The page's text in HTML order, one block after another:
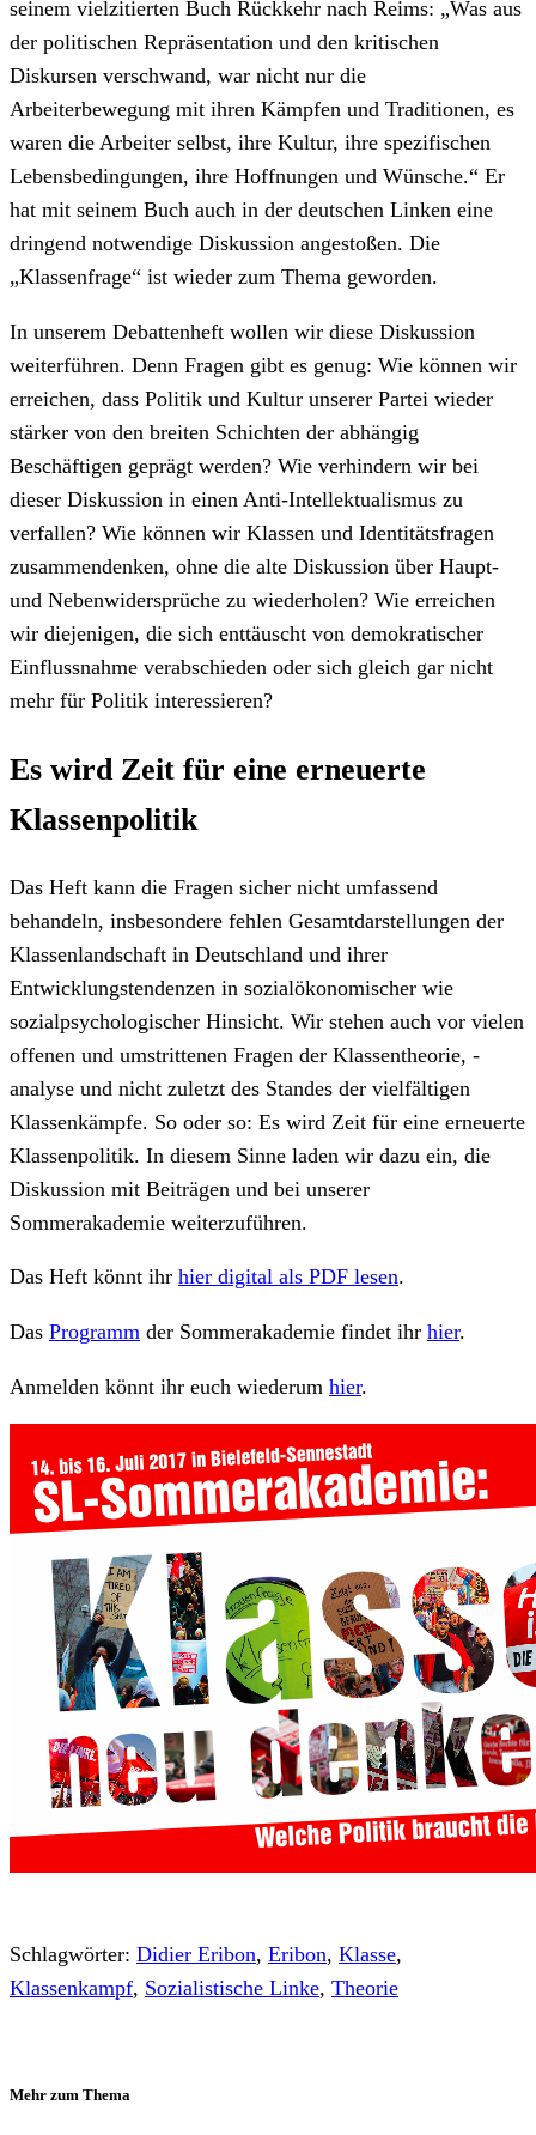
seinem vielzitierten Buch Rückkehr nach Reims: „Was aus
der politischen Repräsentation und den kritischen
Diskursen verschwand, war nicht nur die
Arbeiterbewegung mit ihren Kämpfen und Traditionen, es
waren die Arbeiter selbst, ihre Kultur, ihre spezifischen
Lebensbedingungen, ihre Hoffnungen und Wünsche.“ Er
hat mit seinem Buch auch in der deutschen Linken eine
dringend notwendige Diskussion angestoßen. Die
„Klassenfrage“ ist wieder zum Thema geworden.
In unserem Debattenheft wollen wir diese Diskussion
weiterführen. Denn Fragen gibt es genug: Wie können wir
erreichen, dass Politik und Kultur unserer Partei wieder
stärker von den breiten Schichten der abhängig
Beschäftigen geprägt werden? Wie verhindern wir bei
dieser Diskussion in einen Anti-Intellektualismus zu
verfallen? Wie können wir Klassen und Identitätsfragen
zusammendenken, ohne die alte Diskussion über Haupt-
und Nebenwidersprüche zu wiederholen? Wie erreichen
wir diejenigen, die sich enttäuscht von demokratischer
Einflussnahme verabschieden oder sich gleich gar nicht
mehr für Politik interessieren?
Es wird Zeit für eine erneuerte
Klassenpolitik
Das Heft kann die Fragen sicher nicht umfassend
behandeln, insbesondere fehlen Gesamtdarstellungen der
Klassenlandschaft in Deutschland und ihrer
Entwicklungstendenzen in sozialökonomischer wie
sozialpsychologischer Hinsicht. Wir stehen auch vor vielen
offenen und umstrittenen Fragen der Klassentheorie, -
analyse und nicht zuletzt des Standes der vielfältigen
Klassenkämpfe. So oder so: Es wird Zeit für eine erneuerte
Klassenpolitik. In diesem Sinne laden wir dazu ein, die
Diskussion mit Beiträgen und bei unserer
Sommerakademie weiterzuführen.
Das Heft könnt ihr hier digital als PDF lesen.
Das Programm der Sommerakademie findet ihr hier.
Anmelden könnt ihr euch wiederum hier.
Schlagwörter: Didier Eribon, Eribon, Klasse,
Klassenkampf, Sozialistische Linke, Theorie
Mehr zum Thema